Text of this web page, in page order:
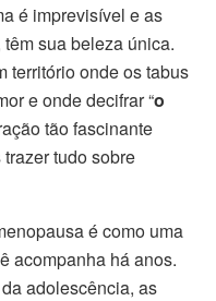
é imprevisível e as
sua beleza única.
território onde os tabus
e onde decifrar “o
tão fascinante
tudo sobre
é como uma
acompanha há anos.
adolescência, as